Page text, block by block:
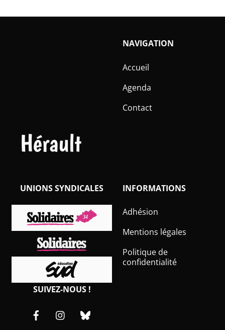
Hérault
NAVIGATION
Accueil
Agenda
Contact
INFORMATIONS
Adhésion
Mentions légales
Politique de
confidentialité
SUIVEZ-NOUS !
FacebookInstagram
UNIONS SYNDICALES